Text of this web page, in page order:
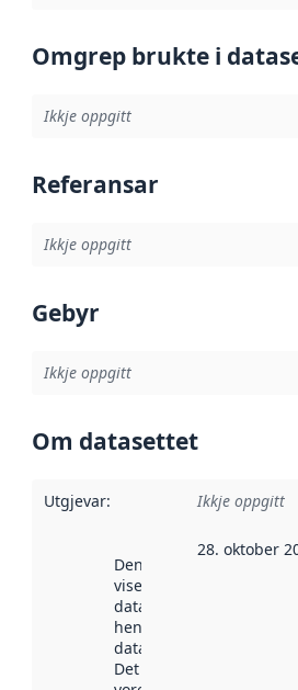
Omgrep brukte i
Ikkje oppgitt
Referansar
Ikkje oppgitt
Gebyr
Ikkje oppgitt
Om datasettet
Utgjevar: Ikkje oppgitt
Denne datoen
viser når
datasettet vart
henta inn av
data.norge.no.
Det kan ha
28. oktober